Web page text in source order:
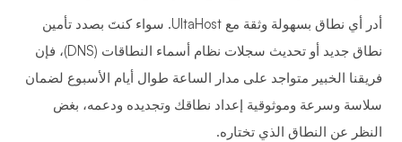
أدر أي نطاق بسهولة وثقة مع UltaHost. سواء كنتَ بصدد تأمين
نطاق جديد أو تحديث سجلات نظام أسماء النطاقات (DNS)، فإن
فريقنا الخبير متواجد على مدار الساعة طوال أيام الأسبوع لضمان
سلاسة وسرعة وموثوقية إعداد نطاقك وتجديده ودعمه، بغض
النظر عن النطاق الذي تختاره.